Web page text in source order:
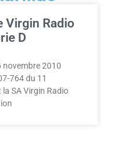
Virgin Radio
D
novembre 2010
764 du 11
SA Virgin Radio